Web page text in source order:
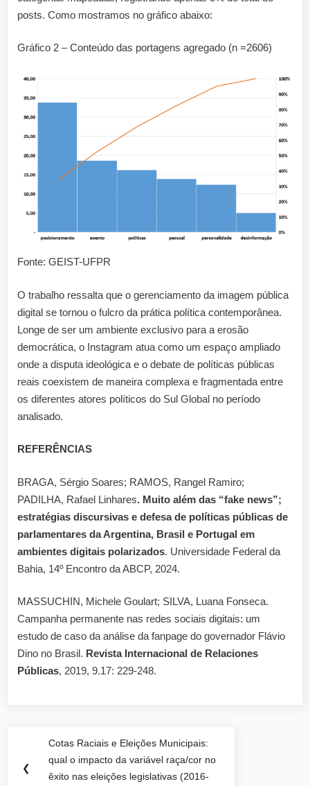
posts. Como mostramos no gráfico abaixo:
Gráfico 2 – Conteúdo das portagens agregado (n =2606)
Fonte: GEIST-UFPR
O trabalho ressalta que o gerenciamento da imagem pública
digital se tornou o fulcro da prática política contemporânea.
Longe de ser um ambiente exclusivo para a erosão
democrática, o Instagram atua como um espaço ampliado
onde a disputa ideológica e o debate de políticas públicas
reais coexistem de maneira complexa e fragmentada entre
os diferentes atores políticos do Sul Global no período
analisado.
REFERÊNCIAS
BRAGA, Sérgio Soares; RAMOS, Rangel Ramiro;
PADILHA, Rafael Linhares. Muito além das “fake news”;
estratégias discursivas e defesa de políticas públicas de
parlamentares da Argentina, Brasil e Portugal em
ambientes digitais polarizados. Universidade Federal da
Bahia, 14º Encontro da ABCP, 2024.
MASSUCHIN, Michele Goulart; SILVA, Luana Fonseca.
Campanha permanente nas redes sociais digitais: um
estudo de caso da análise da fanpage do governador Flávio
Dino no Brasil. Revista Internacional de Relaciones
Públicas, 2019, 9.17: 229-248.
Navegação
de
❮
Previous
Post:
Cotas Raciais e Eleições Municipais:
qual o impacto da variável raça/cor no
êxito nas eleições legislativas (2016-